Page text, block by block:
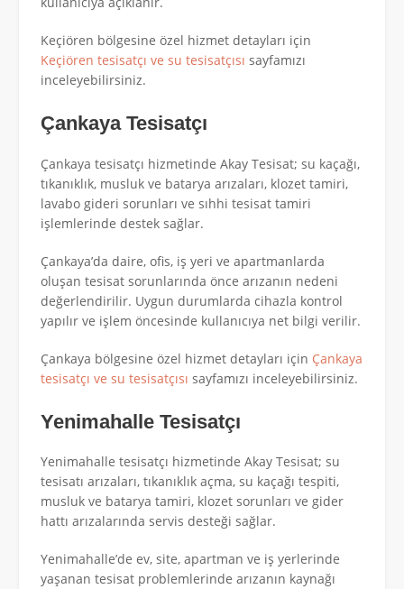
Keçiören bölgesine özel hizmet detayları için
Keçiören tesisatçı ve su tesisatçısı sayfamızı
inceleyebilirsiniz.
Çankaya Tesisatçı
Çankaya tesisatçı hizmetinde Akay Tesisat; su kaçağı,
tıkanıklık, musluk ve batarya arızaları, klozet tamiri,
lavabo gideri sorunları ve sıhhi tesisat tamiri
işlemlerinde destek sağlar.
Çankaya’da daire, ofis, iş yeri ve apartmanlarda
oluşan tesisat sorunlarında önce arızanın nedeni
değerlendirilir. Uygun durumlarda cihazla kontrol
yapılır ve işlem öncesinde kullanıcıya net bilgi verilir.
Çankaya bölgesine özel hizmet detayları için Çankaya
tesisatçı ve su tesisatçısı sayfamızı inceleyebilirsiniz.
Yenimahalle Tesisatçı
Yenimahalle tesisatçı hizmetinde Akay Tesisat; su
tesisatı arızaları, tıkanıklık açma, su kaçağı tespiti,
musluk ve batarya tamiri, klozet sorunları ve gider
hattı arızalarında servis desteği sağlar.
Yenimahalle’de ev, site, apartman ve iş yerlerinde
yaşanan tesisat problemlerinde arızanın kaynağı